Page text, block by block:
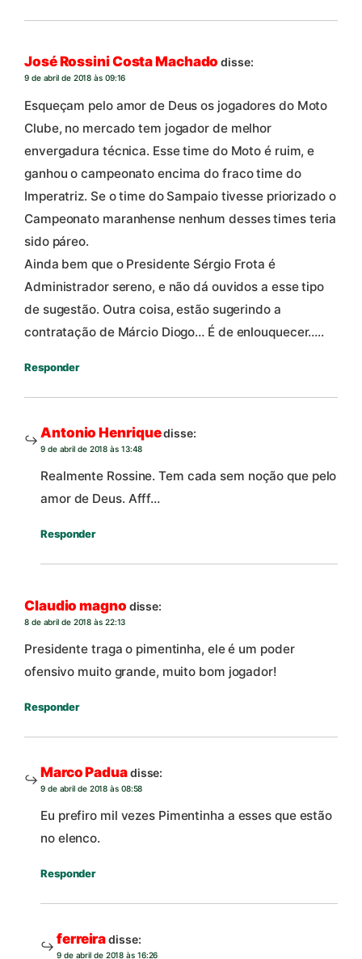
José Rossini Costa Machado disse:
9 de abril de 2018 às 09:16
Esqueçam pelo amor de Deus os jogadores do Moto
Clube, no mercado tem jogador de melhor
envergadura técnica. Esse time do Moto é ruim, e
ganhou o campeonato encima do fraco time do
Imperatriz. Se o time do Sampaio tivesse priorizado o
Campeonato maranhense nenhum desses times teria
sido páreo.
Ainda bem que o Presidente Sérgio Frota é
Administrador sereno, e não dá ouvidos a esse tipo
de sugestão. Outra coisa, estão sugerindo a
contratação de Márcio Diogo… É de enlouquecer…..
Responder
Antonio Henriquedisse:
9 de abril de 2018 às 13:48
Realmente Rossine. Tem cada sem noção que pelo
amor de Deus. Afff…
Responder
Claudio magno disse:
8 de abril de 2018 às 22:13
Presidente traga o pimentinha, ele é um poder
ofensivo muito grande, muito bom jogador!
Responder
Marco Paduadisse:
9 de abril de 2018 às 08:58
Eu prefiro mil vezes Pimentinha a esses que estão
no elenco.
Responder
ferreiradisse:
9 de abril de 2018 às 16:26